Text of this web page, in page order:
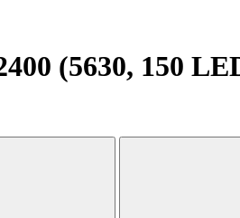
(5630, 150